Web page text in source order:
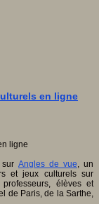
en ligne
Angles de vue, un
et jeux culturels sur
élèves et
de Paris, de la Sarthe,